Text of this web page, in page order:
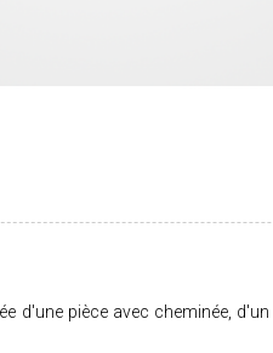
d'une pièce avec cheminée,